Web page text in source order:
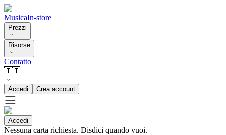
MusicaIn-store
Prezzi
Risorse
Contatto
🇮🇹
Accedi Crea account
Accedi
Nessuna carta richiesta. Disdici quando vuoi.